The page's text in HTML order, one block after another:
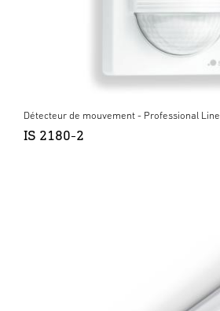
Détecteur de mouvement - Professional Line
IS 2180-2